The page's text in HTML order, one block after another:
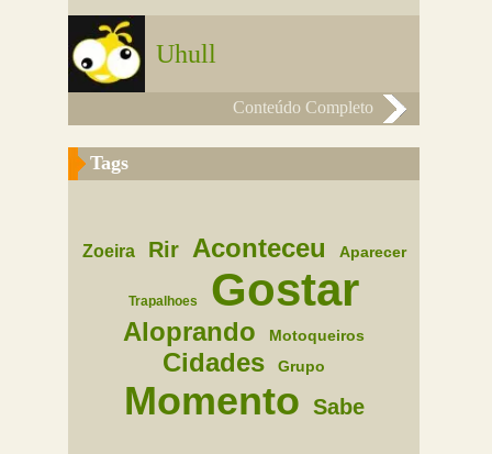
Uhull
Conteúdo Completo
Tags
Zoeira Rir Aconteceu Aparecer
Trapalhoes Gostar
Aloprando Motoqueiros
Cidades Grupo
Momento Sabe